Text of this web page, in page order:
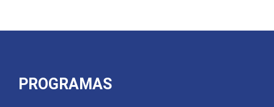
PROGRAMAS